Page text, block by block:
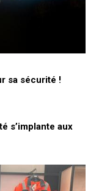
sa sécurité !
s’implante aux